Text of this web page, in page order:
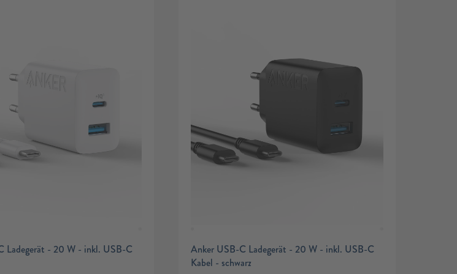
Ladegerät - 20 W - inkl. USB-C
Anker USB-C Ladegerät - 20 W - inkl. USB-C
Kabel - schwarz